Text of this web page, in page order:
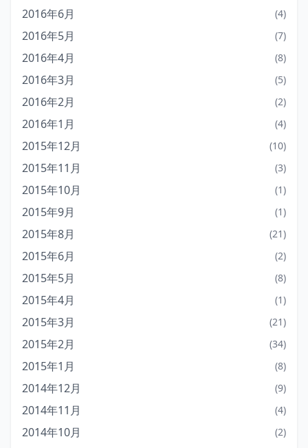
2016年6月 (4)
2016年5月 (7)
2016年4月 (8)
2016年3月 (5)
2016年2月 (2)
2016年1月 (4)
2015年12月 (10)
2015年11月 (3)
2015年10月 (1)
2015年9月 (1)
2015年8月 (21)
2015年6月 (2)
2015年5月 (8)
2015年4月 (1)
2015年3月 (21)
2015年2月 (34)
2015年1月 (8)
2014年12月 (9)
2014年11月 (4)
2014年10月 (2)